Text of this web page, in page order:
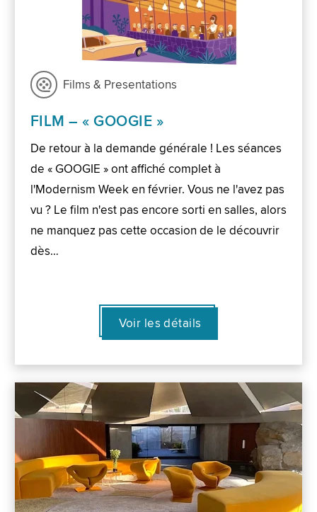
Films & Presentations
FILM – « GOOGIE »
De retour à la demande générale ! Les séances
de « GOOGIE » ont affiché complet à
l'Modernism Week en février. Vous ne l'avez pas
vu ? Le film n'est pas encore sorti en salles, alors
ne manquez pas cette occasion de le découvrir
dès…
Voir les détails